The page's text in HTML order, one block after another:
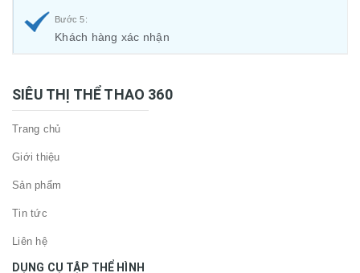
Bước 5:
Khách hàng xác nhận
SIÊU THỊ THỂ THAO 360
Trang chủ
Giới thiệu
Sản phẩm
Tin tức
Liên hệ
DỤNG CỤ TẬP THỂ HÌNH